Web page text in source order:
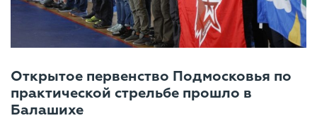
Открытое первенство Подмосковья по
практической стрельбе прошло в
Балашихе